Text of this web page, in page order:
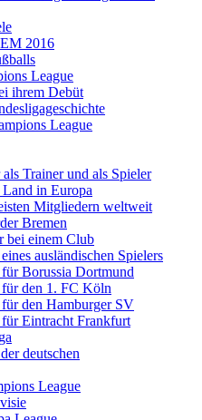
2016
League
ihrem Debüt
League
Trainer und als Spieler
in Europa
Mitgliedern weltweit
Bremen
bei einem Club
ausländischen Spielers
Borussia Dortmund
den 1. FC Köln
den Hamburger SV
Eintracht Frankfurt
deutschen
League